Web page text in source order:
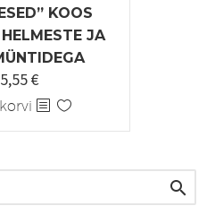
KOOS
JA
€
